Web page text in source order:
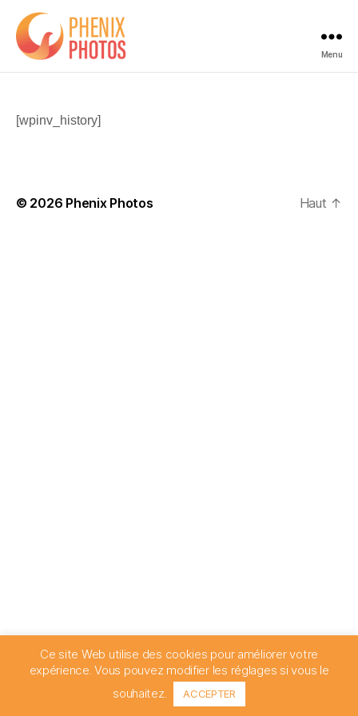
Menu
[wpinv_history]
© 2026 Phenix Photos Haut ↑
Ce site Web utilise des cookies pour améliorer votre
expérience. Vous pouvez modifier les réglages si vous le
souhaitez.
ACCEPTER